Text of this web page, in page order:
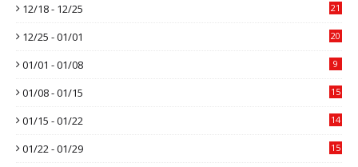
12/18 - 12/25 21
12/25 - 01/01 20
01/01 - 01/08 9
01/08 - 01/15 15
01/15 - 01/22 14
01/22 - 01/29 15